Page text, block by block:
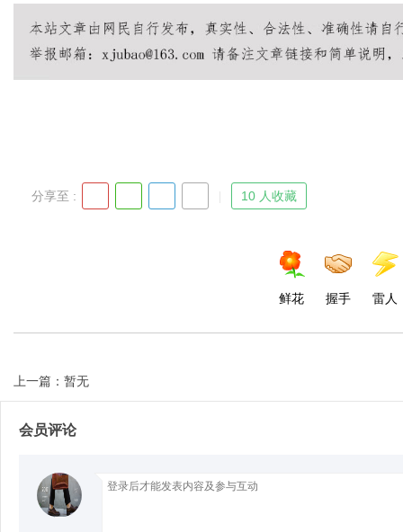
分享至 : 10 人收藏
鲜花 握手 雷人
上一篇：暂无
会员评论